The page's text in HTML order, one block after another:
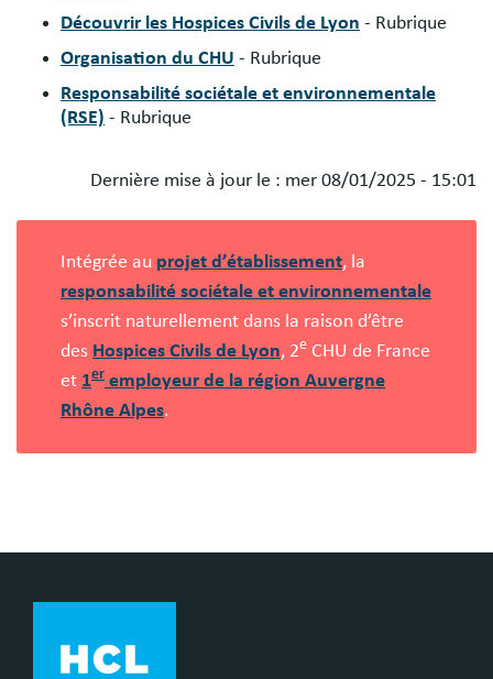
Découvrir les Hospices Civils de Lyon - Rubrique
Organisation du CHU - Rubrique
Responsabilité sociétale et environnementale
(RSE) - Rubrique
Dernière mise à jour le : mer 08/01/2025 - 15:01
Intégrée au projet d’établissement, la
responsabilité sociétale et environnementale
s’inscrit naturellement dans la raison d’être
des Hospices Civils de Lyon, 2e CHU de France
et 1er employeur de la région Auvergne
Rhône Alpes.